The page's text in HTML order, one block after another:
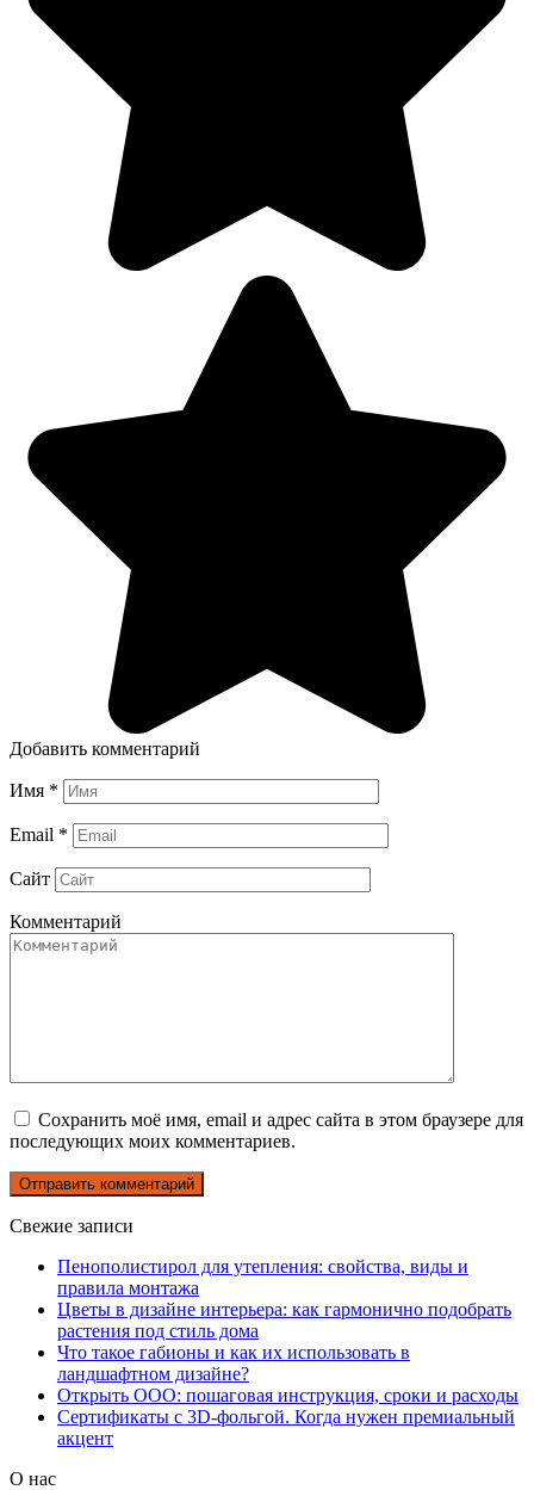
Добавить комментарий
Имя *
Email *
Сайт
Комментарий
Сохранить моё имя, email и адрес сайта в этом браузере для
последующих моих комментариев.
Свежие записи
Пенополистирол для утепления: свойства, виды и
правила монтажа
Цветы в дизайне интерьера: как гармонично подобрать
растения под стиль дома
Что такое габионы и как их использовать в
ландшафтном дизайне?
Открыть ООО: пошаговая инструкция, сроки и расходы
Сертификаты с 3D-фольгой. Когда нужен премиальный
акцент
О нас